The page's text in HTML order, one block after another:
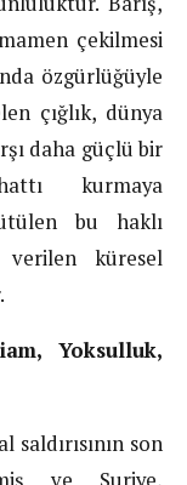
çekilmesi
özgürlüğüyle
çığlık, dünya
daha güçlü bir
kurmaya
bu haklı
verilen küresel
Yoksulluk,
son